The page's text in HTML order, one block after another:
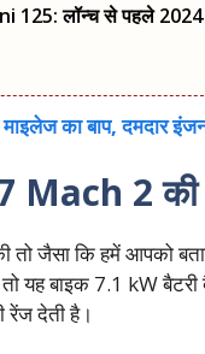
125: लॉन्‍च से पहले
का बाप, दमदार
Mach 2 की
जैसा कि हमें आपको
यह बाइक 7.1 kW
देती है।